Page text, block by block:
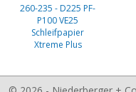
260-235 - D225 PF-
P100 VE25
Schleifpapier
Xtreme Plus